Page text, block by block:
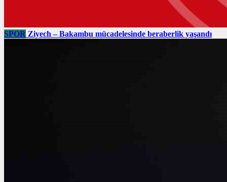
SPOR Ziyech – Bakambu mücadelesinde beraberlik yaşandı